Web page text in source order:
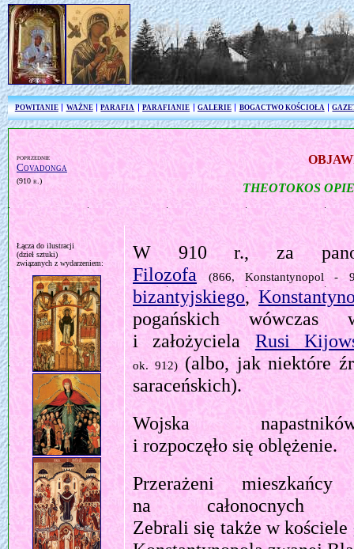
POWITANIE WAŻNE PARAFIA PARAFIANIE GALERIE BOGACTWO KOŚCIOŁA
poprzednie
Covadonga
(910 r.)
THEOTOKOS
Łącza do ilustracji
(dzieł sztuki)
związanych z wydarzeniem:
W 910 r., za
Filozofa
(866, Konstantynopol -
bizantyjskiego,
pogańskich wówczas
i założycielaRusi
ok. 912)(albo, jak niektóre
saraceńskich).
Wojska
i rozpoczęło się oblężenie.
Przerażeni
na całonocnych
Zebrali się także w kościele